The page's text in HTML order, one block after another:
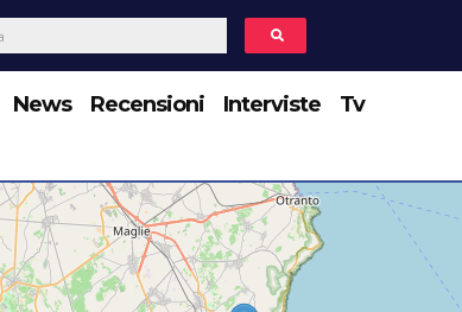
News Recensioni Interviste Tv